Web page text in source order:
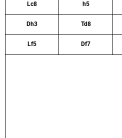
Lc8 h5
Dh3 Td8
Lf5 Df7